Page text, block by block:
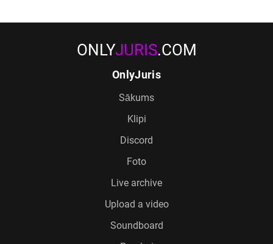
ONLYJURIS.COM
OnlyJuris
Sākums
Klipi
Discord
Foto
Live archive
Upload a video
Soundboard